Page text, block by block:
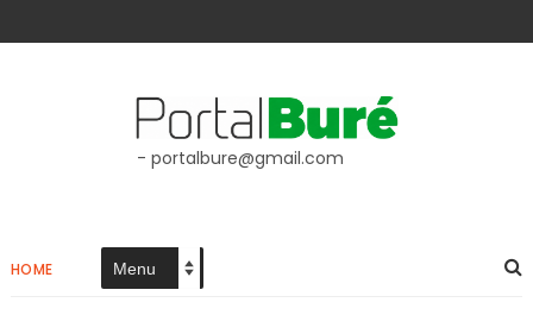
- portalbure@gmail.com
HOME